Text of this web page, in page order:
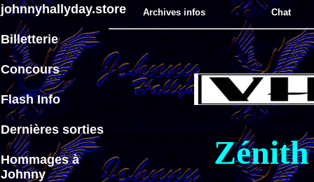
Archives infos
Chat
johnnyhallyday.store
Billetterie
Concours
Flash Info
Dernières sorties
Hommages à
Johnny
Zénith